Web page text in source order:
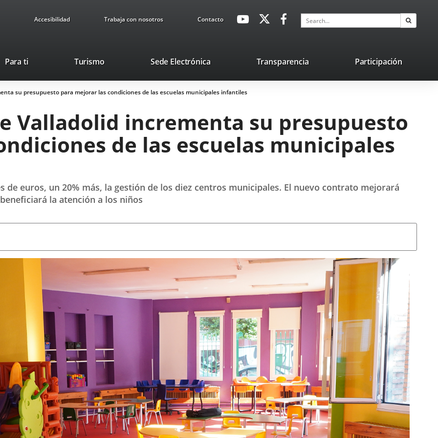
Accesibilidad Trabaja con nosotros ContactoavaHeaderSocial
Link
Link
application.
application.
Search
Para ti TurismoThis
will
open
a
pop-
window.
Sede ElectrónicaLink
external
application.
Transparencia Participación
su presupuesto para mejorar las condiciones de las escuelas municipales infantiles
Valladolid incrementa su presupuesto
de las escuelas municipales
de euros, un 20% más, la gestión de los diez centros municipales. El nuevo contrato mejorará
la atención a los niños